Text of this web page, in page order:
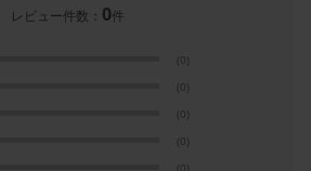
レビュー件数： 0件
(0)
(0)
(0)
(0)
(0)